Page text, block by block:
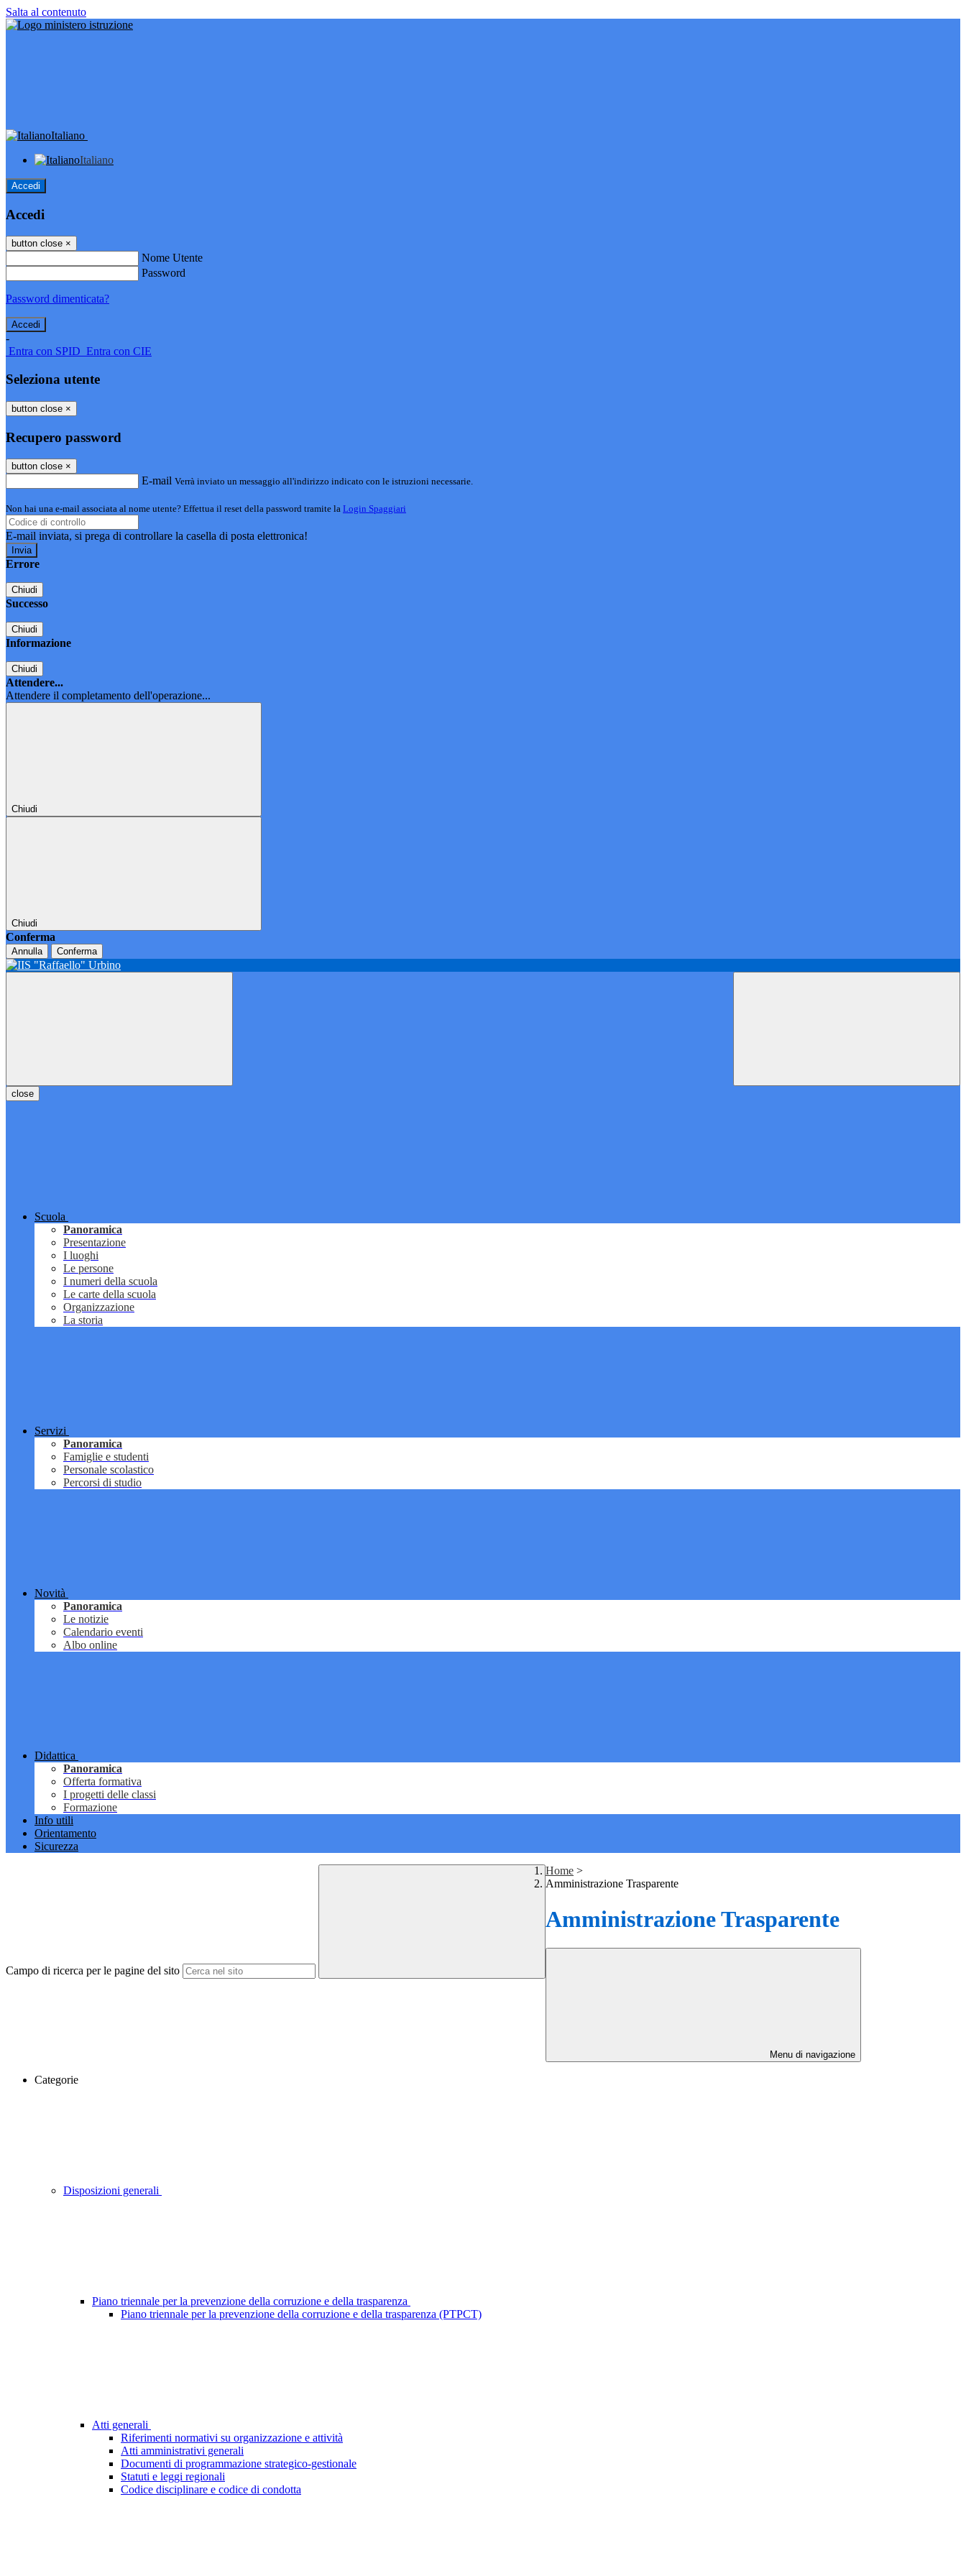
Salta al contenuto
Italiano
Italiano
Accedi
Accedi
button close ×
Nome Utente
Password
Password dimenticata?
-
Entra con SPID Entra con CIE
Seleziona utente
button close ×
Recupero password
button close ×
E-mail Verrà inviato un messaggio all'indirizzo indicato con le istruzioni necessarie.
Non hai una e-mail associata al nome utente? Effettua il reset della password tramite la Login Spaggiari
E-mail inviata, si prega di controllare la casella di posta elettronica!
Errore
Chiudi
Successo
Chiudi
Informazione
Chiudi
Attendere...
Attendere il completamento dell'operazione...
Chiudi
Chiudi
Conferma
Annulla Conferma
close
Scuola
Panoramica
Presentazione
I luoghi
Le persone
I numeri della scuola
Le carte della scuola
Organizzazione
La storia
Servizi
Panoramica
Famiglie e studenti
Personale scolastico
Percorsi di studio
Novità
Panoramica
Le notizie
Calendario eventi
Albo online
Didattica
Panoramica
Offerta formativa
I progetti delle classi
Formazione
Info utili
Orientamento
Sicurezza
Campo di ricerca per le pagine del sito
Home >
Amministrazione Trasparente
Amministrazione Trasparente
Menu di navigazione
Categorie
Disposizioni generali
Piano triennale per la prevenzione della corruzione e della trasparenza
Piano triennale per la prevenzione della corruzione e della trasparenza (PTPCT)
Atti generali
Riferimenti normativi su organizzazione e attività
Atti amministrativi generali
Documenti di programmazione strategico-gestionale
Statuti e leggi regionali
Codice disciplinare e codice di condotta